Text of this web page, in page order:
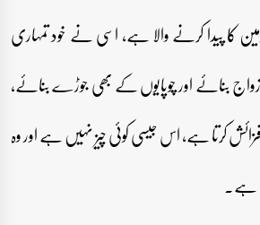
کا پیدا کرنے والا ہے، اسی نے خود تمہاری
بنائے اور چوپایوں کے بھی جوڑے بنائے،
کرتا ہے، اس جیسی کوئی چیز نہیں ہے اور وہ
ہے۔